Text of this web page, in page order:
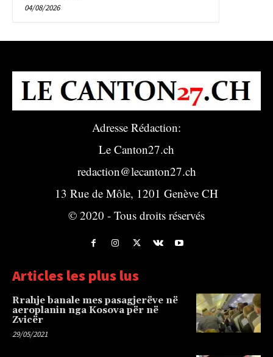
04/08/2026
Adresse Rédaction:
Le Canton27.ch
redaction@lecanton27.ch
13 Rue de Môle, 1201 Genève CH
© 2020 - Tous droits réservés
Articles les plus lus
Rrahje banale mes pasagjerëve në
aeroplanin nga Kosova për në
Zvicër
29/05/2021